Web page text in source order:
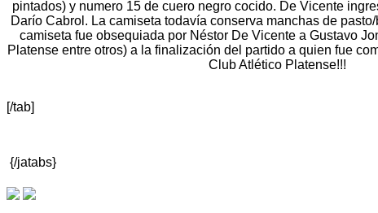
[/tab]
{/jatabs}